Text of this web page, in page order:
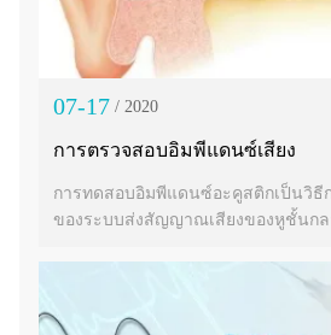
07-17 / 2020
การตรวจสอบอิมพีแดนซ์เสียง
การทดสอบอิมพีแดนซ์อะคูสติกเป็นวิธี
ของระบบส่งสัญญาณเสียงของหูชั้นกล